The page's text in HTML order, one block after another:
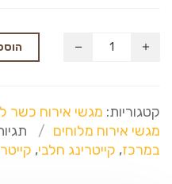
קטגוריות: מגשי אירוח כשר
מגשי אירוח מלוחים
במרכז, קייטרינג חלבי,